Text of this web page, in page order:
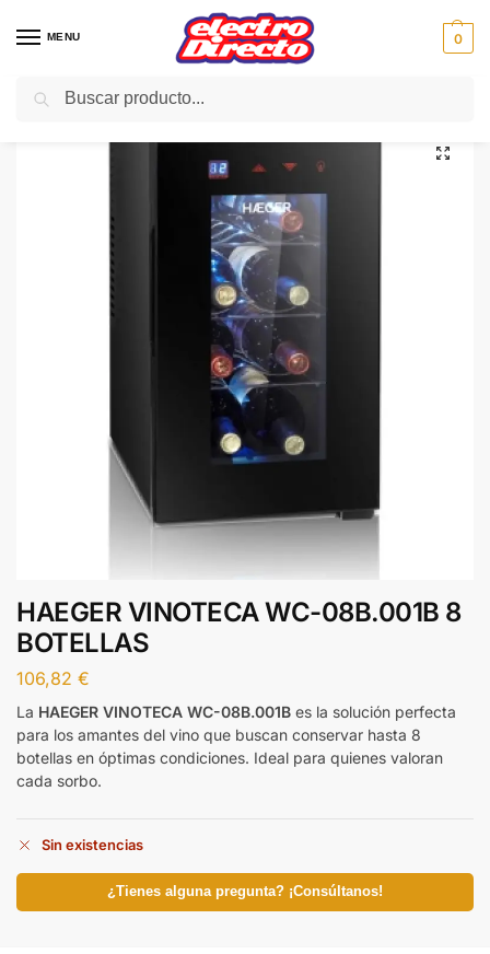
MENU 0
Inicio PAE / Cocina / Vinoteca
HAEGER VINOTECA WC-08B.001B 8
BOTELLAS
106,82 €
La HAEGER VINOTECA WC-08B.001B es la solución perfecta
para los amantes del vino que buscan conservar hasta 8
botellas en óptimas condiciones. Ideal para quienes valoran
cada sorbo.
Sin existencias
¿Tienes alguna pregunta? ¡Consúltanos!